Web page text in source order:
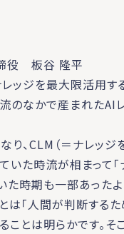
役 板谷 隆平
ッジを最大限活用す
なかで産まれたAI
り、CLM（＝ナレッ
いた時流が相まって
た時期も一部あったよ
は「人間が判断する
ことは明らかです。